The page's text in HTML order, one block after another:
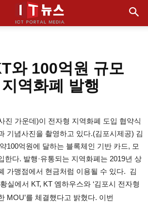
와 100억원 규모
역화폐 발행
진 가운데)이 전자형 지역화폐 도입 협약식
기념사진을 촬영하고 있다.(김포시제공) 김
100억원에 달하는 블록체인 기반 카드, 모
한다. 발행·유통되는 지역화폐는 2019년 상
가맹점에서 현금처럼 이용될 수 있다. 김
실에서 KT, KT 엠하우스와 ‘김포시 전자형
MOU’를 체결했다고 밝혔다. 이번